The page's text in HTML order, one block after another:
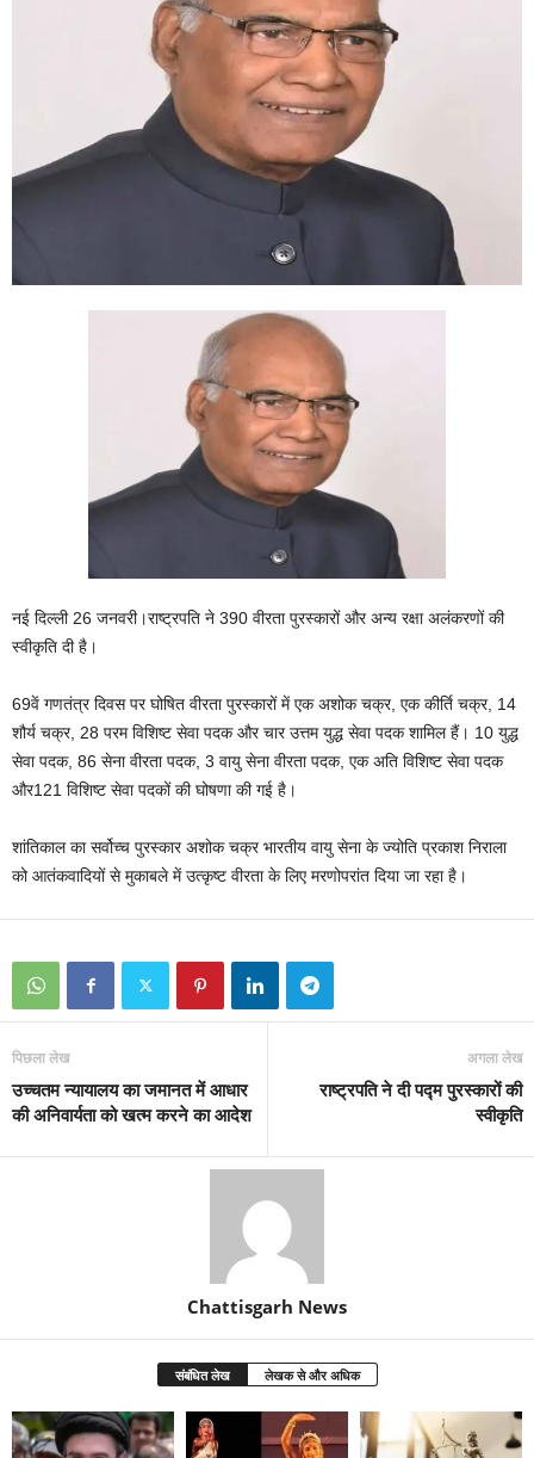
नई दिल्ली 26 जनवरी।राष्ट्रपति ने 390 वीरता पुरस्कारों और अन्य रक्षा अलंकरणों की
स्वीकृति दी है।
69वें गणतंत्र दिवस पर घोषित वीरता पुरस्कारों में एक अशोक चक्र, एक कीर्ति चक्र, 14
शौर्य चक्र, 28 परम विशिष्ट सेवा पदक और चार उत्तम युद्ध सेवा पदक शामिल हैं। 10 युद्ध
सेवा पदक, 86 सेना वीरता पदक, 3 वायु सेना वीरता पदक, एक अति विशिष्ट सेवा पदक
और121 विशिष्ट सेवा पदकों की घोषणा की गई है।
शांतिकाल का सर्वोच्च पुरस्कार अशोक चक्र भारतीय वायु सेना के ज्योति प्रकाश निराला
को आतंकवादियों से मुकाबले में उत्कृष्ट वीरता के लिए मरणोपरांत दिया जा रहा है।
पिछला लेख
उच्चतम न्यायालय का जमानत में आधार
की अनिवार्यता को खत्म करने का आदेश
अगला लेख
राष्ट्रपति ने दी पद्म पुरस्कारों की
स्वीकृति
Chattisgarh News
संबंधित लेख लेखक से और अधिक